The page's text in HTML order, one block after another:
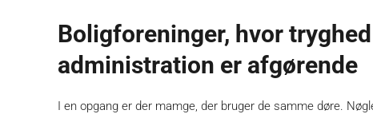
Boligforeninger, hvor tryghed
administration er afgørende
I en opgang er der mamge, der bruger de samme døre.